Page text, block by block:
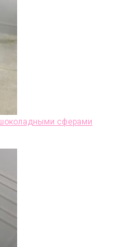
сферами